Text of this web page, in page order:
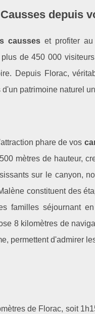
depuis
causses et profiter
de 450 000
Depuis Florac,
patrimoine naturel
phare de vos
mètres de hauteur,
sur le canyon,
constituent des
familles séjournant en
8 kilomètres de
permettent d'admirer
de Florac, soit